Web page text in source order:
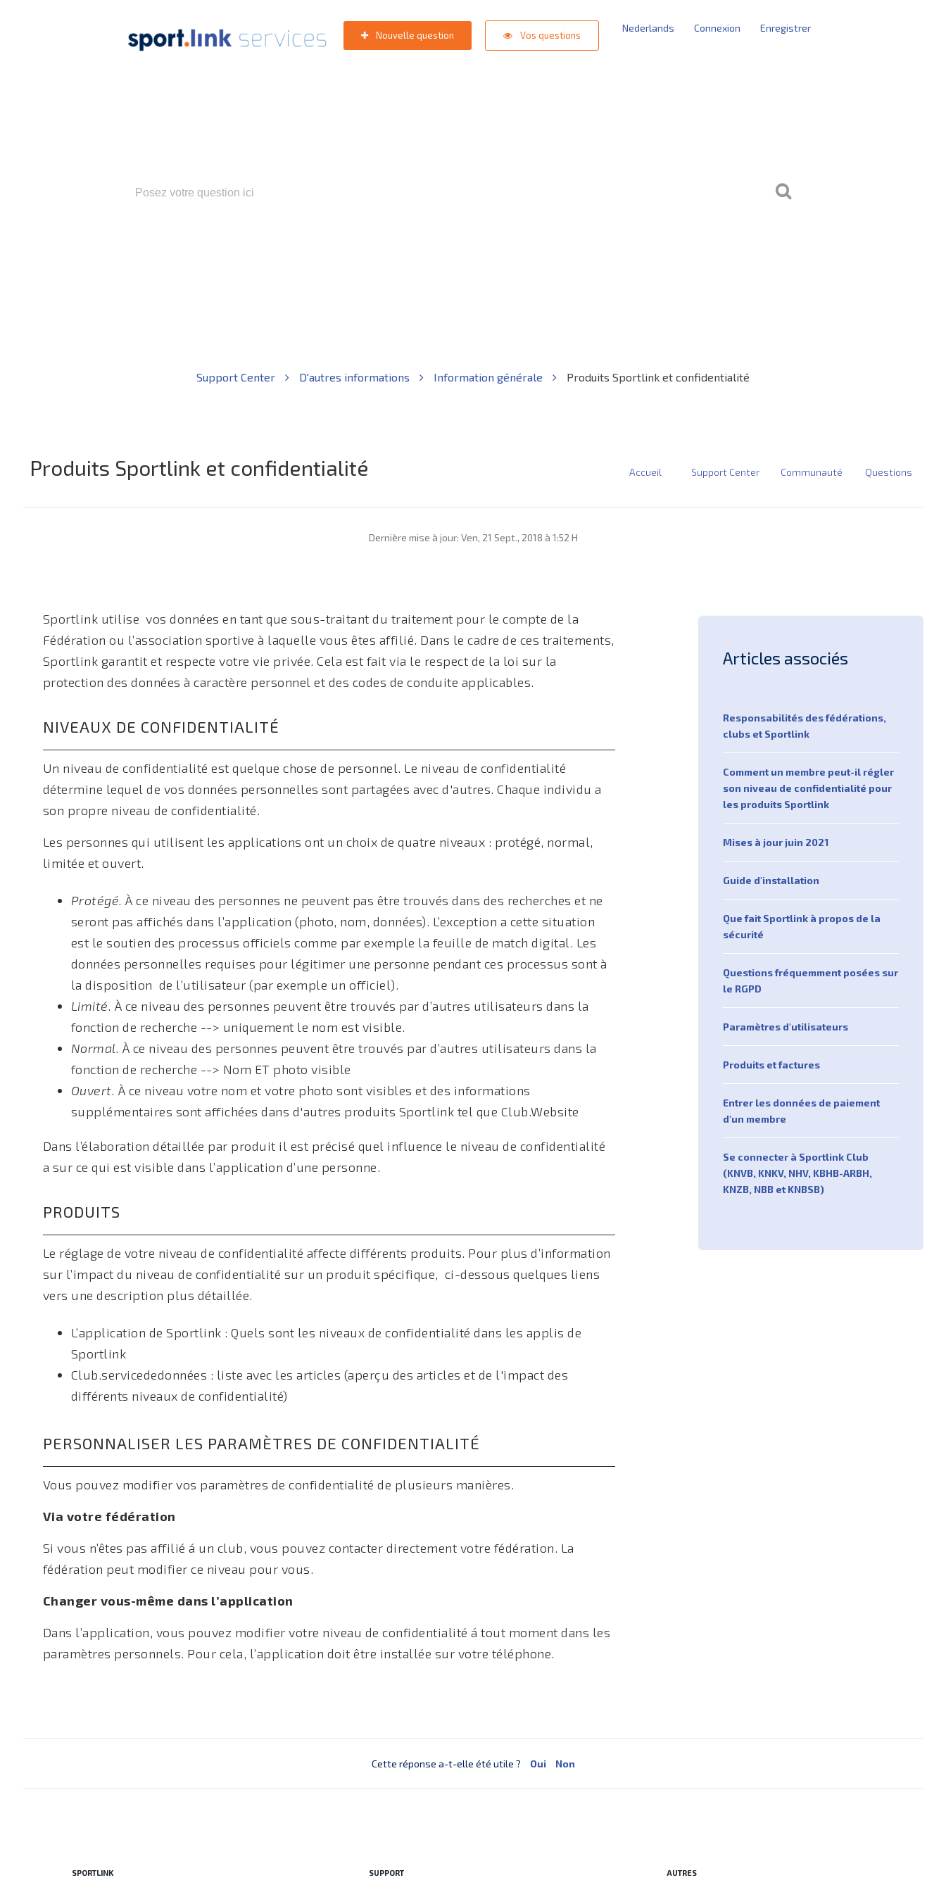
Nouvelle question Vos questions
Nederlands Connexion Enregistrer
Support Center D'autres informations Information générale Produits Sportlink et confidentialité
Produits Sportlink et confidentialité Accueil Support Center Communauté Questions
Dernière mise à jour: Ven, 21 Sept., 2018 à 1:52 H
Sportlink utilise vos données en tant que sous-traitant du traitement pour le compte de la
Fédération ou l’association sportive à laquelle vous êtes affilié. Dans le cadre de ces traitements,
Sportlink garantit et respecte votre vie privée. Cela est fait via le respect de la loi sur la
protection des données à caractère personnel et des codes de conduite applicables.
NIVEAUX DE CONFIDENTIALITÉ
Un niveau de confidentialité est quelque chose de personnel. Le niveau de confidentialité
détermine lequel de vos données personnelles sont partagées avec d'autres. Chaque individu a
son propre niveau de confidentialité.
Les personnes qui utilisent les applications ont un choix de quatre niveaux : protégé, normal,
limitée et ouvert.
Protégé. À ce niveau des personnes ne peuvent pas être trouvés dans des recherches et ne
seront pas affichés dans l’application (photo, nom, données). L’exception a cette situation
est le soutien des processus officiels comme par exemple la feuille de match digital. Les
données personnelles requises pour légitimer une personne pendant ces processus sont à
la disposition de l’utilisateur (par exemple un officiel).
Limité. À ce niveau des personnes peuvent être trouvés par d’autres utilisateurs dans la
fonction de recherche --> uniquement le nom est visible.
Normal. À ce niveau des personnes peuvent être trouvés par d’autres utilisateurs dans la
fonction de recherche --> Nom ET photo visible
Ouvert. À ce niveau votre nom et votre photo sont visibles et des informations
supplémentaires sont affichées dans d'autres produits Sportlink tel que Club.Website
Dans l’élaboration détaillée par produit il est précisé quel influence le niveau de confidentialité
a sur ce qui est visible dans l’application d’une personne.
PRODUITS
Le réglage de votre niveau de confidentialité affecte différents produits. Pour plus d’information
sur l’impact du niveau de confidentialité sur un produit spécifique, ci-dessous quelques liens
vers une description plus détaillée.
L’application de Sportlink : Quels sont les niveaux de confidentialité dans les applis de
Sportlink
Club.servicededonnées : liste avec les articles (aperçu des articles et de l'impact des
différents niveaux de confidentialité)
PERSONNALISER LES PARAMÈTRES DE CONFIDENTIALITÉ
Vous pouvez modifier vos paramètres de confidentialité de plusieurs manières.
Via votre fédération
Si vous n’êtes pas affilié á un club, vous pouvez contacter directement votre fédération. La
fédération peut modifier ce niveau pour vous.
Changer vous-même dans l’application
Dans l’application, vous pouvez modifier votre niveau de confidentialité á tout moment dans les
paramètres personnels. Pour cela, l’application doit être installée sur votre téléphone.
Articles associés
Responsabilités des fédérations,
clubs et Sportlink
Comment un membre peut-il régler
son niveau de confidentialité pour
les produits Sportlink
Mises à jour juin 2021
Guide d'installation
Que fait Sportlink à propos de la
sécurité
Questions fréquemment posées sur
le RGPD
Paramètres d'utilisateurs
Produits et factures
Entrer les données de paiement
d'un membre
Se connecter à Sportlink Club
(KNVB, KNKV, NHV, KBHB-ARBH,
KNZB, NBB et KNBSB)
Cette réponse a-t-elle été utile ? Oui Non
SPORTLINK SUPPORT AUTRES